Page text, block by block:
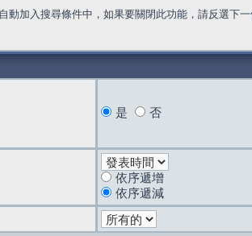
動加入搜尋條件中，如果要關閉此功能，請反選下一
是 否
依序遞增
依序遞減